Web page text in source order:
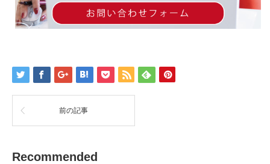
前の記事
Recommended